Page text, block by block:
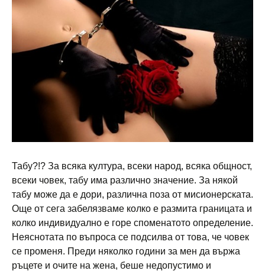
Табу?!? За всяка култура, всеки народ, всяка общност,
всеки човек, табу има различно значение. За някой
табу може да е дори, различна поза от мисионерската.
Още от сега забелязваме колко е размита границата и
колко индивидуално е горе споменатото определение.
Неяснотата по въпроса се подсилва от това, че човек
се променя. Преди няколко години за мен да вържа
ръцете и очите на жена, беше недопустимо и